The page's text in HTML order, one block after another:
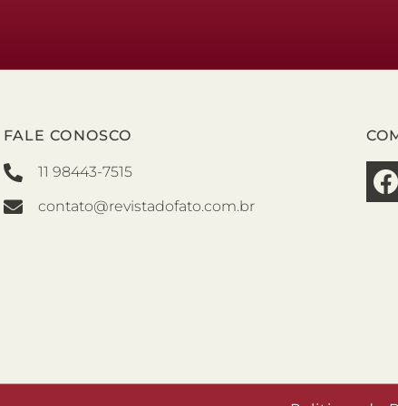
FALE CONOSCO
11 98443-7515
contato@revistadofato.com.br